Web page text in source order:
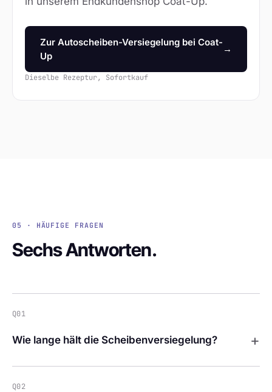
Zur Autoscheiben-Versiegelung bei Coat-
Up
→
Dieselbe Rezeptur, Sofortkauf
05 · HÄUFIGE FRAGEN
Sechs Antworten.
Q01
Wie lange hält die Scheibenversiegelung? +
Q02